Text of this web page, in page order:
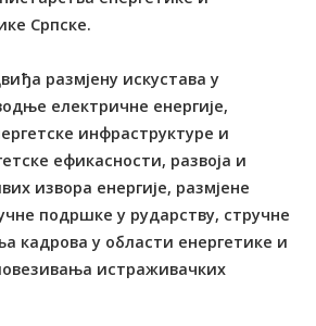
Српске.
размјену искустава у
електричне енергије,
инфраструктуре и
ефикасности, развоја и
извора енергије, размјене
подршке у рударству, стручне
кадрова у области енергетике и
истраживачких